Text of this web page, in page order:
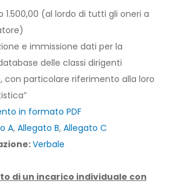
1.500,00 (al lordo di tutti gli oneri a
e immissione dati per la
delle classi dirigenti
con particolare riferimento alla loro
in formato PDF
A, Allegato B, Allegato C
Verbale
di un incarico individuale con